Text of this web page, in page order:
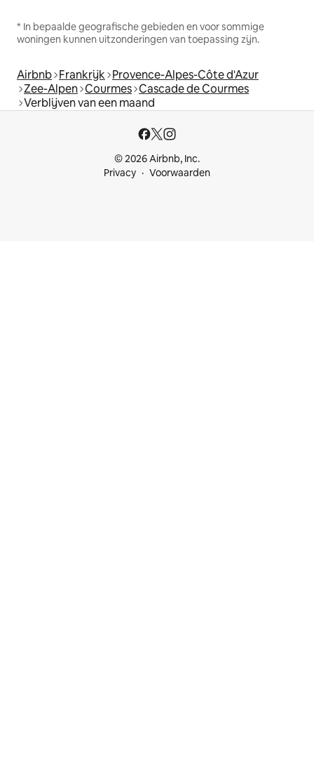
* In bepaalde geografische gebieden en voor sommige
woningen kunnen uitzonderingen van toepassing zijn.
Airbnb Frankrijk Provence-Alpes-Côte d'Azur
Zee-Alpen Courmes Cascade de Courmes
Verblijven van een maand
© 2026 Airbnb, Inc.
Privacy
Voorwaarden